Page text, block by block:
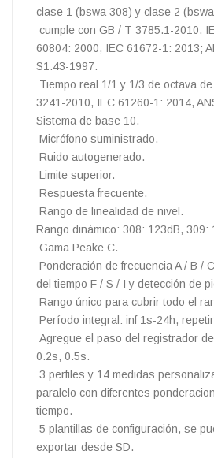
clase 1 (bswa 308) y clase 2
cumple con GB / T 3785.1-2010,
60804: 2000, IEC 61672-1: 2013;
S1.43-1997.
Tiempo real 1/1 y 1/3 de octava
3241-2010, IEC 61260-1: 2014,
Sistema de base 10.
Micrófono suministrado.
Ruido autogenerado.
Limite superior.
Respuesta frecuente.
Rango de linealidad de nivel.
Rango dinámico: 308: 123dB, 309:
Gama Peake C.
Ponderación de frecuencia A / B /
del tiempo F / S / I y detección de
Rango único para cubrir todo el
Período integral: inf 1s-24h,
Agregue el paso del registrador
0.2s, 0.5s.
3 perfiles y 14 medidas
paralelo con diferentes
tiempo.
5 plantillas de configuración, se
exportar desde SD.